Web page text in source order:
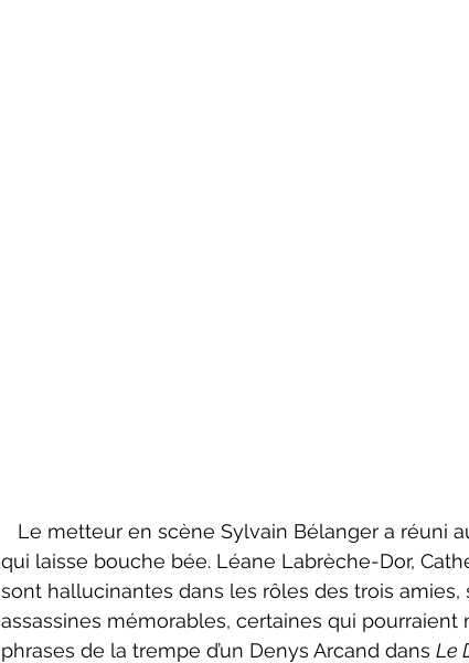
qui laisse bouche bée. Léane Labrèche-Dor,
sont hallucinantes dans les rôles des trois amies,
assassines mémorables, certaines qui pourraient
phrases de la trempe d’un Denys Arcand dans Le